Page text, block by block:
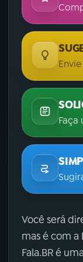
Faça
Você será
mas é com a
Fala.BR é